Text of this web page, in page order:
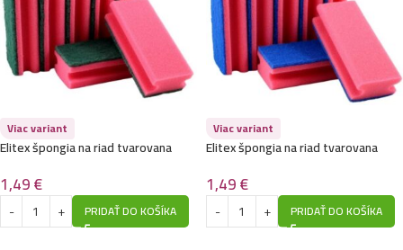
Viac variant
Elitex špongia na riad tvarovana
1,49€
PRIDAŤ DO KOŠÍKA
Viac variant
Elitex špongia na riad tvarovana
1,49€
PRIDAŤ DO KOŠÍKA